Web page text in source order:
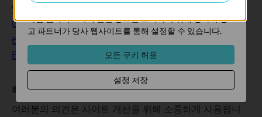
WiFi 6 Adapters: The Most Affordable Upgrade to Next-
Gen Wireless
6 Tips on Where to Place Your Wireless Router for the
Best Signal/Coverage
해당 FAQ가 유용했나요?
여러분의 의견은 사이트 개선을 위해 소중하게 사용됩니
마케팅 쿠키는 귀하의 관심사에 대한 프로필을 생성하고
다른 웹사이트에서 관련 광고를 표시하기 위해 당사의 광
고 파트너가 당사 웹사이트를 통해 설정할 수 있습니다.
모든 쿠키 허용
설정 저장